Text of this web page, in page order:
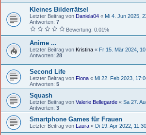
Kleines Bilderrätsel
Letzter Beitrag von Daniela04 « Mi 4. Jun 2025,
Antworten: 7
Bewertung: 0.01%
Anime ...
Letzter Beitrag von Kristina « Fr 15. Mär 2024,
Antworten: 28
Second Life
Letzter Beitrag von Fiona « Mi 22. Feb 2023,
Antworten: 5
Squash
Letzter Beitrag von Valerie Bellegarde « Sa 27.
Antworten: 3
Smartphone Games für Frauen
Letzter Beitrag von Laura « Di 19. Apr 2022, 11:30